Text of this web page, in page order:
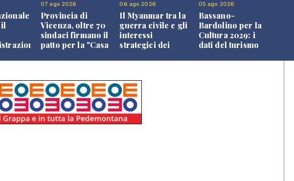
07 ago 2026
Provincia di
Vicenza, oltre 70
sindaci firmano il
patto per la "Casa
06 ago 2026
Il Myanmar tra la
guerra civile e gli
interessi
strategici dei
05 ago 2026
Bassano-
Bardolino per la
Cultura 2029: i
dati del turismo